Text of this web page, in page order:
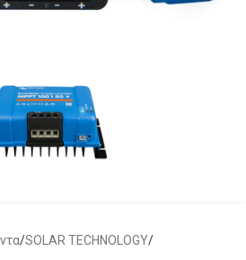
/SOLAR TECHNOLOGY/